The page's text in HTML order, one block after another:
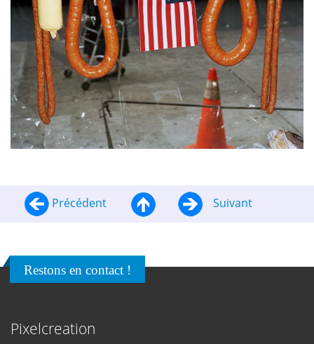
Précédent Suivant
Restons en contact !
Pixelcreation